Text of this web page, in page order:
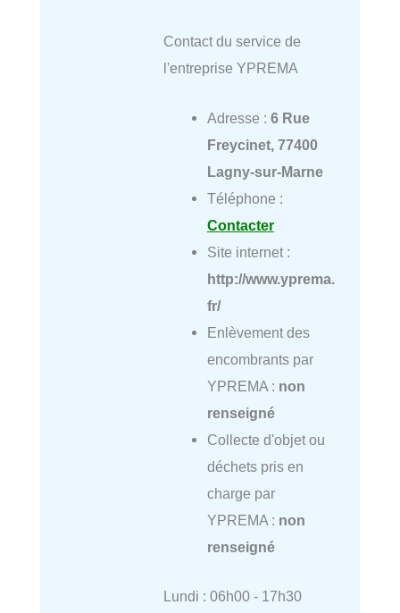
Contact du service de
l'entreprise YPREMA
Adresse : 6 Rue
Freycinet, 77400
Lagny-sur-Marne
Téléphone :
Contacter
Site internet :
http://www.yprema.
fr/
Enlèvement des
encombrants par
YPREMA : non
renseigné
Collecte d'objet ou
déchets pris en
charge par
YPREMA : non
renseigné
Lundi : 06h00 - 17h30